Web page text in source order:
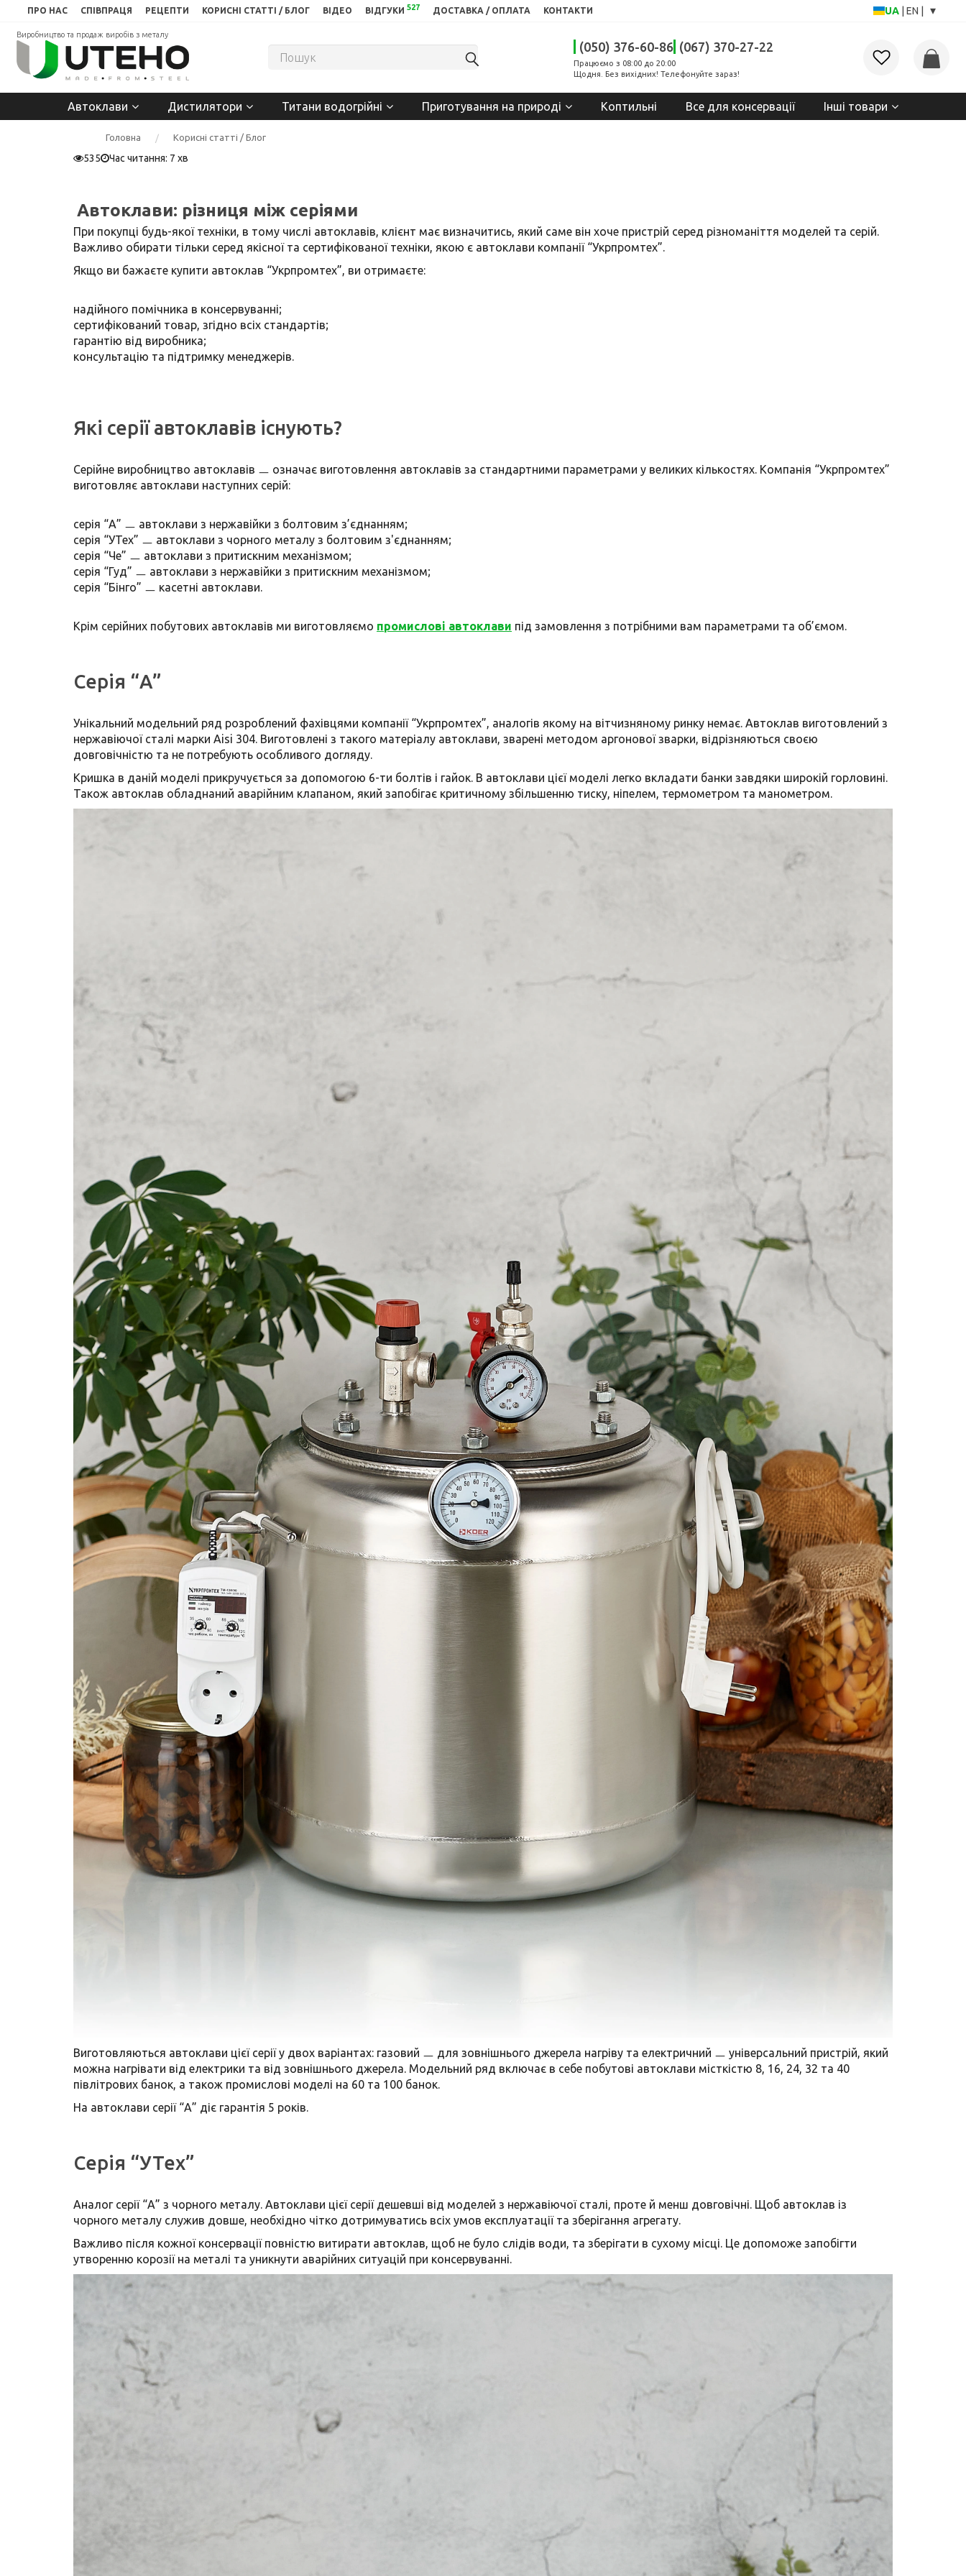
ПРО НАС СПІВПРАЦЯ РЕЦЕПТИ КОРИСНІ СТАТТІ / БЛОГ ВІДЕО ВІДГУКИ 527 ДОСТАВКА / ОПЛАТА КОНТАКТИ UA EN ▾
Виробництво та продаж виробів з металу
(050) 376-60-86 (067) 370-27-22
Працюємо з 08:00 до 20:00
Щодня. Без вихідних! Телефонуйте зараз!
Автоклави Дистилятори Титани водогрійні Приготування на природі Коптильні Все для консервації Інші товари
Головна Корисні статті / Блог
535 Час читання: 7 хв
Автоклави: різниця між серіями
При покупці будь-якої техніки, в тому числі автоклавів, клієнт має визначитись, який саме він хоче пристрій серед різноманіття моделей та серій.
Важливо обирати тільки серед якісної та сертифікованої техніки, якою є автоклави компанії “Укрпромтех”.
Якщо ви бажаєте купити автоклав “Укрпромтех”, ви отримаєте:
надійного помічника в консервуванні;
сертифікований товар, згідно всіх стандартів;
гарантію від виробника;
консультацію та підтримку менеджерів.
Які серії автоклавів існують?
Серійне виробництво автоклавів ㅡ означає виготовлення автоклавів за стандартними параметрами у великих кількостях. Компанія “Укрпромтех”
виготовляє автоклави наступних серій:
серія “А” ㅡ автоклави з нержавійки з болтовим з’єднанням;
серія “УТех” ㅡ автоклави з чорного металу з болтовим з'єднанням;
серія “Че” ㅡ автоклави з притискним механізмом;
серія “Гуд” ㅡ автоклави з нержавійки з притискним механізмом;
серія “Бінго” ㅡ касетні автоклави.
Крім серійних побутових автоклавів ми виготовляємо промислові автоклави під замовлення з потрібними вам параметрами та об’ємом.
Серія “А”
Унікальний модельний ряд розроблений фахівцями компанії “Укрпромтех”, аналогів якому на вітчизняному ринку немає. Автоклав виготовлений з
нержавіючої сталі марки Aisi 304. Виготовлені з такого матеріалу автоклави, зварені методом аргонової зварки, відрізняються своєю
довговічністю та не потребують особливого догляду.
Кришка в даній моделі прикручується за допомогою 6-ти болтів і гайок. В автоклави цієї моделі легко вкладати банки завдяки широкій горловині.
Також автоклав обладнаний аварійним клапаном, який запобігає критичному збільшенню тиску, ніпелем, термометром та манометром.
Виготовляються автоклави цієї серії у двох варіантах: газовий ㅡ для зовнішнього джерела нагріву та електричний ㅡ універсальний пристрій, який
можна нагрівати від електрики та від зовнішнього джерела. Модельний ряд включає в себе побутові автоклави місткістю 8, 16, 24, 32 та 40
півлітрових банок, а також промислові моделі на 60 та 100 банок.
На автоклави серії “А” діє гарантія 5 років.
Серія “УТех”
Аналог серії “А” з чорного металу. Автоклави цієї серії дешевші від моделей з нержавіючої сталі, проте й менш довговічні. Щоб автоклав із
чорного металу служив довше, необхідно чітко дотримуватись всіх умов експлуатації та зберігання агрегату.
Важливо після кожної консервації повністю витирати автоклав, щоб не було слідів води, та зберігати в сухому місці. Це допоможе запобігти
утворенню корозії на металі та уникнути аварійних ситуацій при консервуванні.